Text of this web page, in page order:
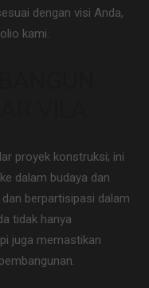
dengan visi Anda,
kami.
proyek konstruksi; ini
dalam budaya dan
berpartisipasi dalam
tidak hanya
juga memastikan